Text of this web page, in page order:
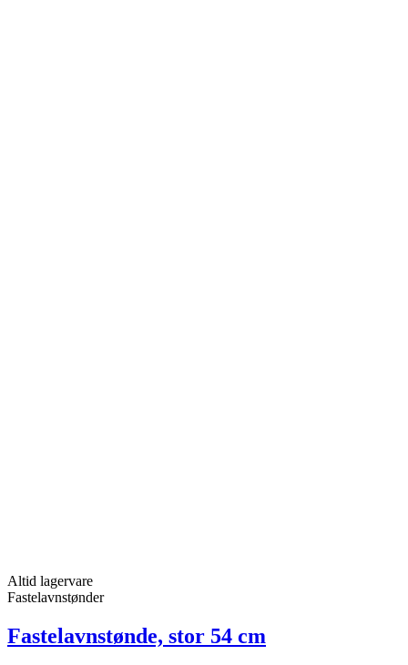
Altid lagervare
Fastelavnstønder
Fastelavnstønde, stor 54 cm